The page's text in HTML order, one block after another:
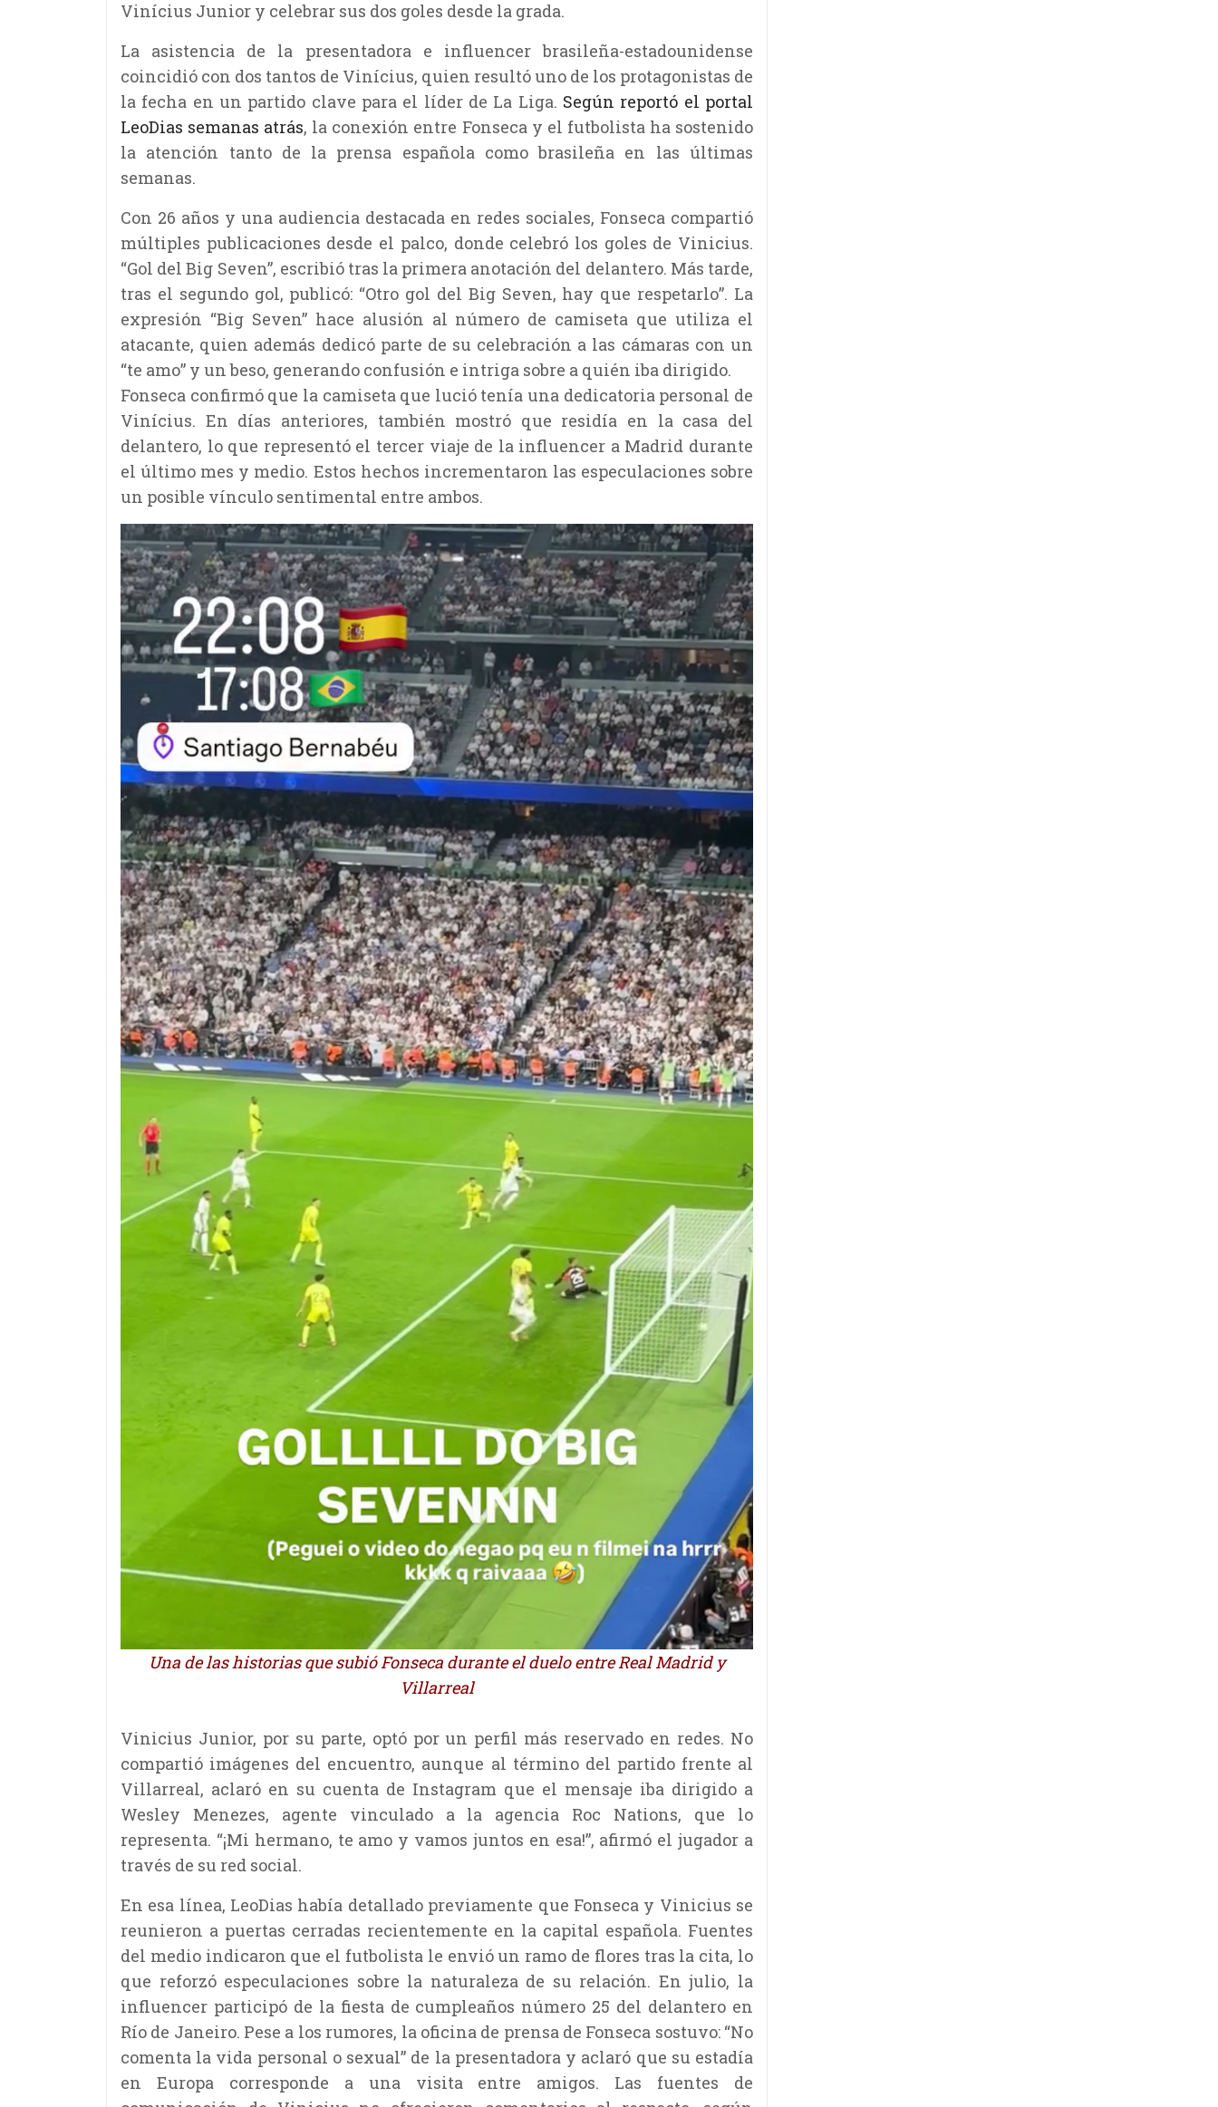
Vinícius Junior y celebrar sus dos goles desde la grada.
La asistencia de la presentadora e influencer brasileña-estadounidense
coincidió con dos tantos de Vinícius, quien resultó uno de los protagonistas de
la fecha en un partido clave para el líder de La Liga. Según reportó el portal
LeoDias semanas atrás, la conexión entre Fonseca y el futbolista ha sostenido
la atención tanto de la prensa española como brasileña en las últimas
semanas.
Con 26 años y una audiencia destacada en redes sociales, Fonseca compartió
múltiples publicaciones desde el palco, donde celebró los goles de Vinicius.
“Gol del Big Seven”, escribió tras la primera anotación del delantero. Más tarde,
tras el segundo gol, publicó: “Otro gol del Big Seven, hay que respetarlo”. La
expresión “Big Seven” hace alusión al número de camiseta que utiliza el
atacante, quien además dedicó parte de su celebración a las cámaras con un
“te amo” y un beso, generando confusión e intriga sobre a quién iba dirigido.
Fonseca confirmó que la camiseta que lució tenía una dedicatoria personal de
Vinícius. En días anteriores, también mostró que residía en la casa del
delantero, lo que representó el tercer viaje de la influencer a Madrid durante
el último mes y medio. Estos hechos incrementaron las especulaciones sobre
un posible vínculo sentimental entre ambos.
Una de las historias que subió Fonseca durante el duelo entre Real Madrid y
Villarreal
Vinicius Junior, por su parte, optó por un perfil más reservado en redes. No
compartió imágenes del encuentro, aunque al término del partido frente al
Villarreal, aclaró en su cuenta de Instagram que el mensaje iba dirigido a
Wesley Menezes, agente vinculado a la agencia Roc Nations, que lo
representa. “¡Mi hermano, te amo y vamos juntos en esa!”, afirmó el jugador a
través de su red social.
En esa línea, LeoDias había detallado previamente que Fonseca y Vinicius se
reunieron a puertas cerradas recientemente en la capital española. Fuentes
del medio indicaron que el futbolista le envió un ramo de flores tras la cita, lo
que reforzó especulaciones sobre la naturaleza de su relación. En julio, la
influencer participó de la fiesta de cumpleaños número 25 del delantero en
Río de Janeiro. Pese a los rumores, la oficina de prensa de Fonseca sostuvo: “No
comenta la vida personal o sexual” de la presentadora y aclaró que su estadía
en Europa corresponde a una visita entre amigos. Las fuentes de